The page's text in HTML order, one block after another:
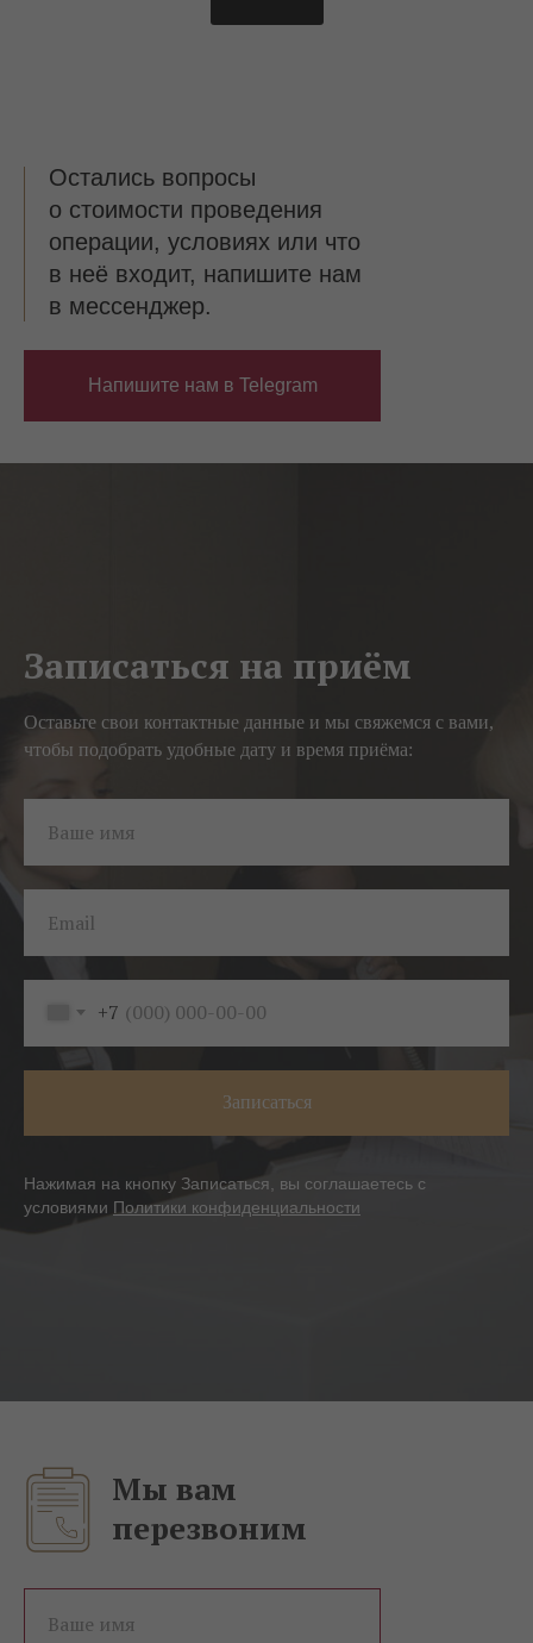
Остались вопросы
о стоимости проведения
операции, условиях или что
в неё входит, напишите нам
в мессенджер.
Напишите нам в Telegram
Записаться на приём
Оставьте свои контактные данные и мы свяжемся с вами,
чтобы подобрать удобные дату и время приёма:
Ваше имя
Email
+7
Записаться
Нажимая на кнопку Записаться, вы соглашаетесь с
условиями Политики конфиденциальности
Ваше имя
Мы вам
перезвоним